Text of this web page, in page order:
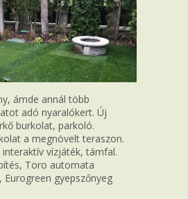
ámde annál több
adó nyaralókert. Új
burkolat, parkoló.
a megnövelt teraszon.
vízjáték, támfal.
Toro automata
Eurogreen gyepszőnyeg